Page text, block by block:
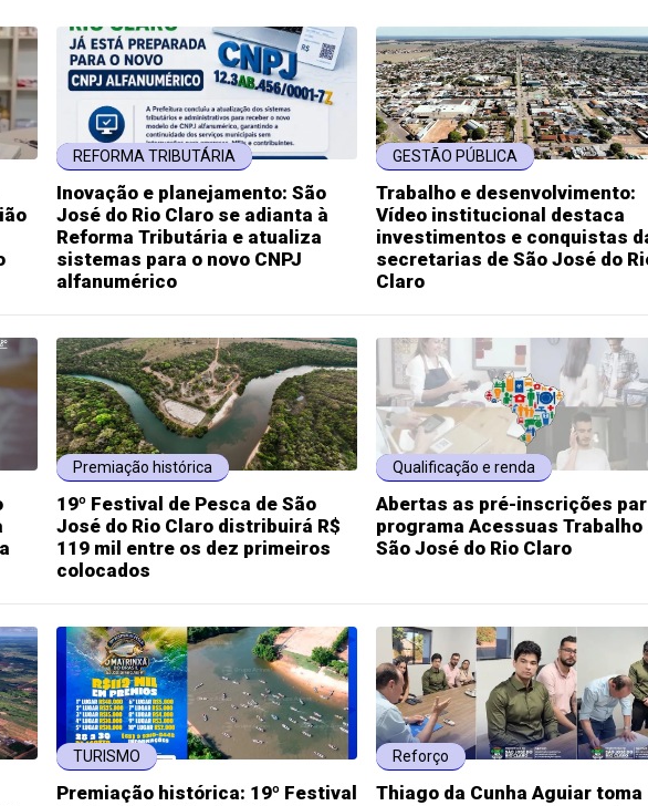
REFORMA TRIBUTÁRIA
Inovação e planejamento: São
José do Rio Claro se adianta à
Reforma Tributária e atualiza
sistemas para o novo CNPJ
alfanumérico
GESTÃO PÚBLICA
Trabalho e desenvolvimento:
Vídeo institucional destaca
investimentos e conquistas
secretarias de São José do
Claro
Premiação histórica
19º Festival de Pesca de São
José do Rio Claro distribuirá R$
119 mil entre os dez primeiros
colocados
Qualificação e renda
Abertas as pré-inscrições
programa Acessuas Trabalho
São José do Rio Claro
TURISMO
Premiação histórica: 19º Festival
Reforço
Thiago da Cunha Aguiar toma